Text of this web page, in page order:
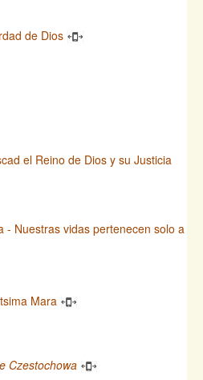
de Dios
el Reino de Dios y su Justicia
- Nuestras vidas pertenecen solo a
Mara
Czestochowa